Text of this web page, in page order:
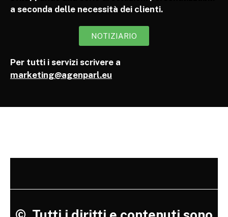
a seconda delle necessità dei clienti.
NOTIZIARIO
Per tutti i servizi scrivere a
marketing@agenparl.eu